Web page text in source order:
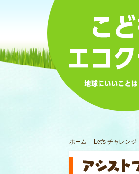
ホーム Let's チャレンジ